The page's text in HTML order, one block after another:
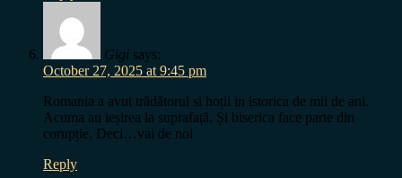
Gigi says:
October 27, 2025 at 9:45 pm
Romania a avut trădătorul si hoții in istorica de mii de ani.
Acuma au ieșirea la suprafață. Și biserica face parte din
corupție. Deci…vai de noi
Reply